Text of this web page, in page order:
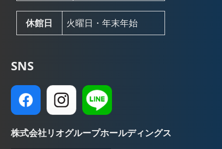
休館日 火曜日・年末年始
SNS
株式会社リオグループホールディングス